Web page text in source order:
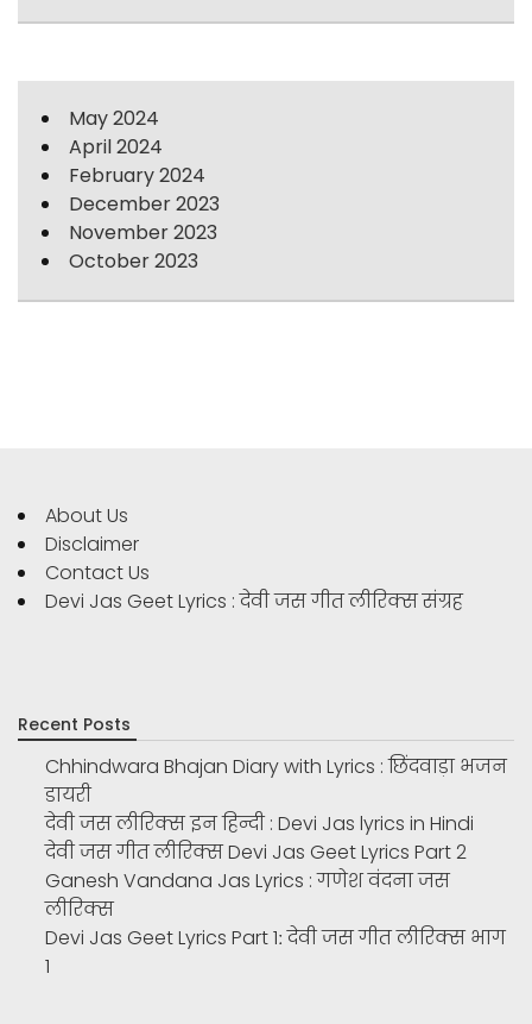
May 2024
April 2024
February 2024
December 2023
November 2023
October 2023
About Us
Disclaimer
Contact Us
Devi Jas Geet Lyrics : देवी जस गीत लीरिक्स संग्रह
Recent Posts
Chhindwara Bhajan Diary with Lyrics : छिंदवाड़ा भजन
डायरी
देवी जस लीरिक्स इन हिन्दी : Devi Jas lyrics in Hindi
देवी जस गीत लीरिक्स Devi Jas Geet Lyrics Part 2
Ganesh Vandana Jas Lyrics : गणेश वंदना जस
लीरिक्स
Devi Jas Geet Lyrics Part 1ː देवी जस गीत लीरिक्स भाग
1